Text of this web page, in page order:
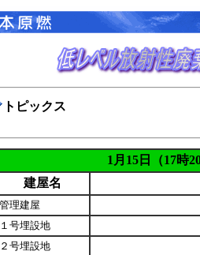
トピックス
1月15日（17時
建屋名
管理建屋
１号埋設地
２号埋設地